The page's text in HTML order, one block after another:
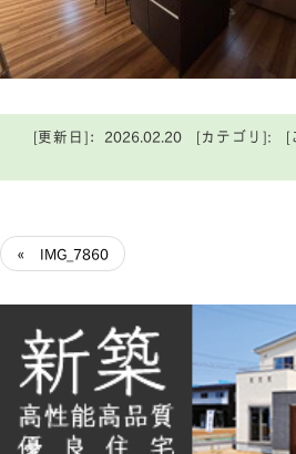
[更新日]：2026.02.20 [カテゴリ]: [
« IMG_7860